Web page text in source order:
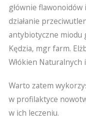
głównie
działanie
antybiotyczne miodu
Kędzia, mgr farm.
Włókien Naturalnych
Warto zatem
w profilaktyce
w ich leczeniu.